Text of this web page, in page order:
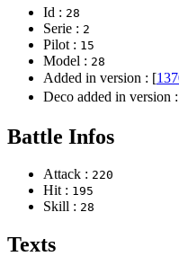
Id : 28
Serie : 2
Pilot : 15
Model : 28
Added in version : [
Deco added in version
Battle Infos
Attack : 220
Hit : 195
Skill : 28
Texts